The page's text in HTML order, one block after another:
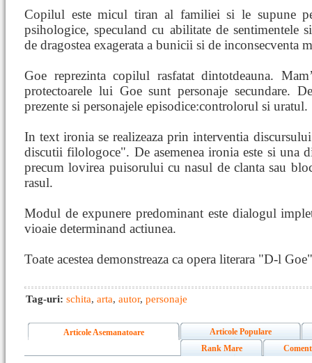
Copilul este micul tiran al familiei si le supune
psihologice, speculand cu abilitate de sentimentele
de dragostea exagerata a bunicii si de inconsecventa
Goe reprezinta copilul rasfatat dintotdeauna.
protectoarele lui Goe sunt personaje secundare.
prezente si personajele episodice:controlorul si uratul.
In text ironia se realizeaza prin interventia
discutii filologoce". De asemenea ironia este si una
precum lovirea puisorului cu nasul de clanta sau
rasul.
Modul de expunere predominant este dialogul
vioaie determinand actiunea.
Toate acestea demonstreaza ca opera literara "D-l
Tag-uri: schita, arta, autor, personaje
Articole Asemanatoare
Articole Populare
Rank Mare